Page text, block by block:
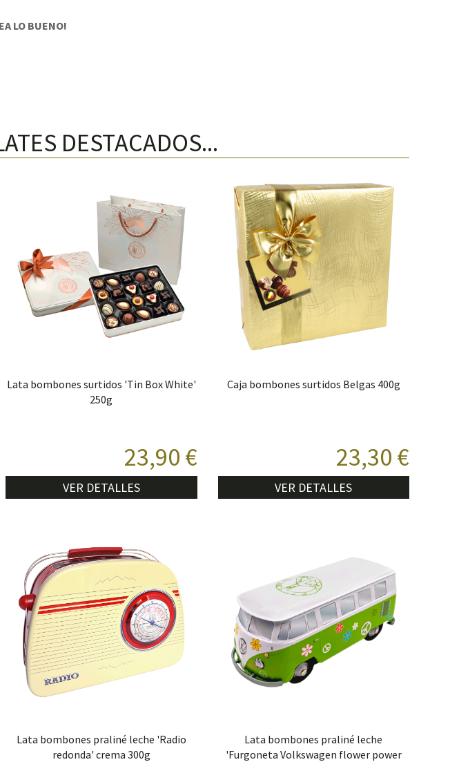
LO BUENO!
DESTACADOS...
Lata bombones surtidos 'Tin Box White'
250g
23,90 €
VER DETALLES
Caja bombones surtidos Belgas 400g
23,30 €
VER DETALLES
Lata bombones praliné leche 'Radio
redonda' crema 300g
Lata bombones praliné leche
'Furgoneta Volkswagen flower power